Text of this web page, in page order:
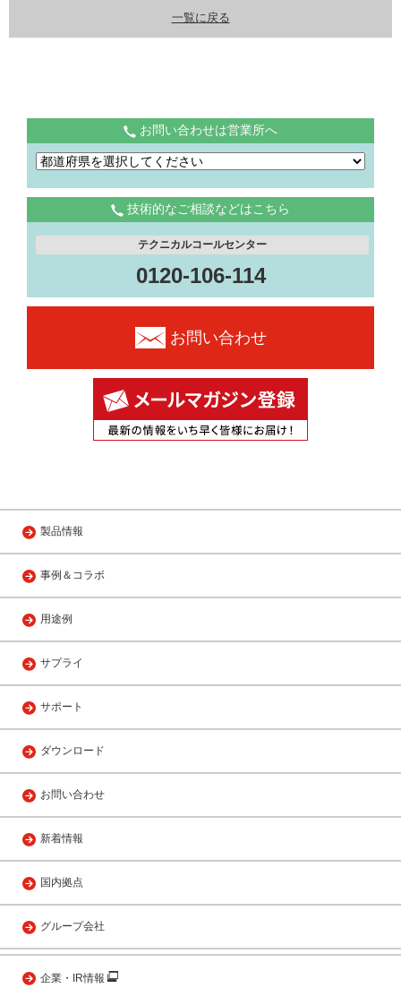
一覧に戻る
お問い合わせは営業所へ
技術的なご相談などはこちら
テクニカルコールセンター
0120-106-114
お問い合わせ
製品情報
事例＆コラボ
用途例
サプライ
サポート
ダウンロード
お問い合わせ
新着情報
国内拠点
グループ会社
企業・IR情報